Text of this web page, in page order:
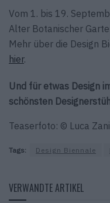
Vom 1. bis 19.
Alter Botanischer
Mehr über die Design
hier.
Und für etwas Design
schönsten
Teaserfoto: © Luca
Tags: Design Biennale
VERWANDTE ARTIKEL